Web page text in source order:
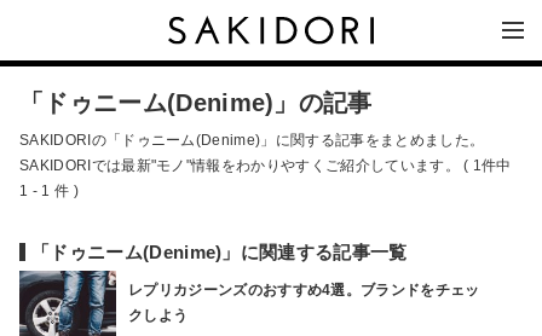
「ドゥニーム(Denime)」の記事
SAKIDORIの「ドゥニーム(Denime)」に関する記事をまとめました。
SAKIDORIでは最新"モノ"情報をわかりやすくご紹介しています。 ( 1件中
1 - 1 件 )
「ドゥニーム(Denime)」に関連する記事一覧
レプリカジーンズのおすすめ4選。ブランドをチェッ
クしよう